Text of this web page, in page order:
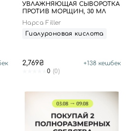
УВЛАЖНЯЮЩАЯ СЫВОРОТКА
ПРОТИВ МОРЩИН, 30 МЛ
Hapca Filler
Гиалуроновая кислота
2,769₴ +138 кешбек
0 (0)соглашения
e-mail